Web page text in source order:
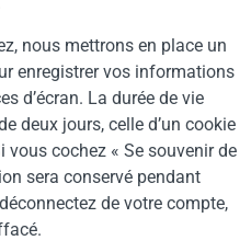
nous mettrons en place un
enregistrer vos informations
d’écran. La durée de vie
deux jours, celle d’un cookie
vous cochez « Se souvenir de
sera conservé pendant
de votre compte,